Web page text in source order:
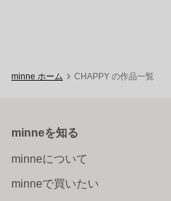
minne ホーム CHAPPY の作品一覧
minneを知る
minneについて
minneで買いたい